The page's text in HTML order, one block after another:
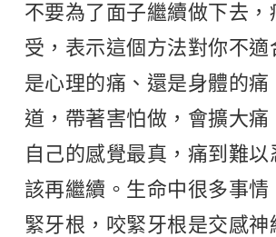
不要為了面子繼續做下去，
受，表示這個方法對你不適
是心理的痛、還是身體的痛
道，帶著害怕做，會擴大痛
自己的感覺最真，痛到難以
該再繼續。生命中很多事情
緊牙根，咬緊牙根是交感